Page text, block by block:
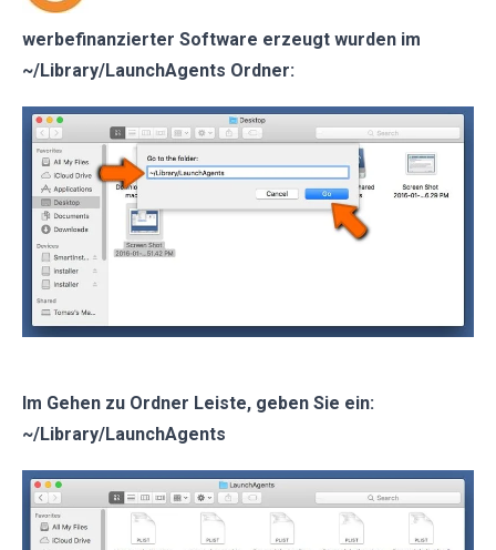
werbefinanzierter Software erzeugt wurden im
~/Library/LaunchAgents Ordner:
Im Gehen zu Ordner Leiste, geben Sie ein:
~/Library/LaunchAgents